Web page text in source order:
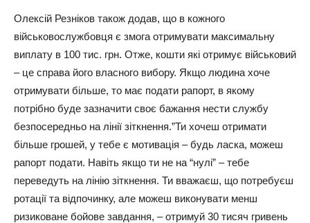
Олексій Резніков також додав, що в кожного
військовослужбовця є змога отримувати максимальну
виплату в 100 тис. грн. Отже, кошти які отримує військовий
– це справа його власного вибору. Якщо людина хоче
отримувати більше, то має подати рапорт, в якому
потрібно буде зазначити своє бажання нести службу
безпосередньо на лінії зіткнення.”Ти хочеш отримати
більше грошей, у тебе є мотивація – будь ласка, можеш
рапорт подати. Навіть якщо ти не на “нулі” – тебе
переведуть на лінію зіткнення. Ти вважаєш, що потребуєш
ротації та відпочинку, але можеш виконувати менш
ризиковане бойове завдання, – отримуй 30 тисяч гривень